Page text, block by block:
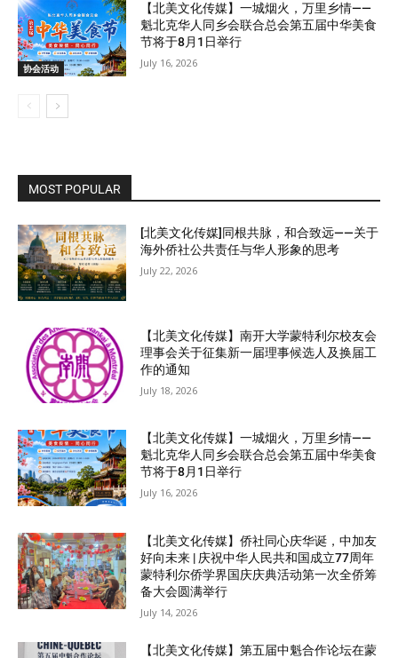
协会活动
【北美文化传媒】一城烟火，万里乡情——
魁北克华人同乡会联合总会第五届中华美食
节将于8月1日举行
July 16, 2026
MOST POPULAR
[北美文化传媒]同根共脉，和合致远——关于
海外侨社公共责任与华人形象的思考
July 22, 2026
【北美文化传媒】南开大学蒙特利尔校友会
理事会关于征集新一届理事候选人及换届工
作的通知
July 18, 2026
【北美文化传媒】一城烟火，万里乡情——
魁北克华人同乡会联合总会第五届中华美食
节将于8月1日举行
July 16, 2026
【北美文化传媒】侨社同心庆华诞，中加友
好向未来 | 庆祝中华人民共和国成立77周年
蒙特利尔侨学界国庆庆典活动第一次全侨筹
备大会圆满举行
July 14, 2026
【北美文化传媒】第五届中魁合作论坛在蒙